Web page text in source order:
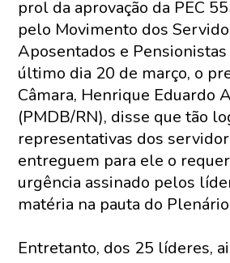
prol da aprovação da PEC
pelo Movimento dos
Aposentados e Pensionistas
último dia 20 de março, o
Câmara, Henrique Eduardo
(PMDB/RN), disse que tão
representativas dos
entreguem para ele o
urgência assinado pelos
matéria na pauta do
Entretanto, dos 25 líderes,